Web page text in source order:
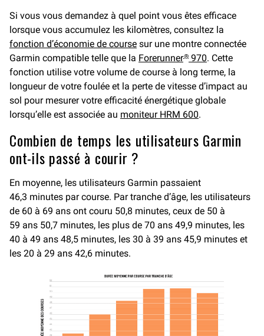
Si vous vous demandez à quel point vous êtes efficace
lorsque vous accumulez les kilomètres, consultez la
fonction d’économie de course sur une montre connectée
Garmin compatible telle que la Forerunner® 970. Cette
fonction utilise votre volume de course à long terme, la
longueur de votre foulée et la perte de vitesse d’impact au
sol pour mesurer votre efficacité énergétique globale
lorsqu’elle est associée au moniteur HRM 600.
Combien de temps les utilisateurs Garmin
ont-ils passé à courir ?
En moyenne, les utilisateurs Garmin passaient
46,3 minutes par course. Par tranche d’âge, les utilisateurs
de 60 à 69 ans ont couru 50,8 minutes, ceux de 50 à
59 ans 50,7 minutes, les plus de 70 ans 49,9 minutes, les
40 à 49 ans 48,5 minutes, les 30 à 39 ans 45,9 minutes et
les 20 à 29 ans 42,6 minutes.